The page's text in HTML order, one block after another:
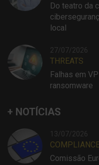
Do teatro da
local
27/07/2026
THREATS
Falhas em
ransomware
+ NOTÍCIAS
13/07/2026
Comissão